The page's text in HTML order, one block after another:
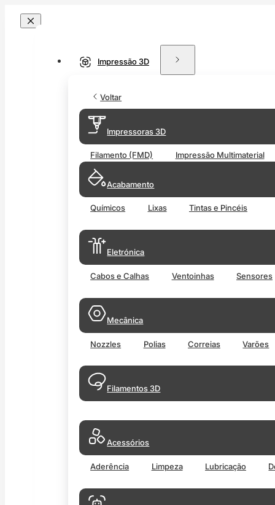
Impressão 3D
Voltar
Impressoras 3D
Filamento (FMD) Impressão Multimaterial
Acabamento
Químicos Lixas Tintas e Pincéis
Eletrónica
Cabos e Calhas Ventoinhas Sensores
Mecânica
Nozzles Polias Correias Varões
Filamentos 3D
Acessórios
Aderência Limpeza Lubricação